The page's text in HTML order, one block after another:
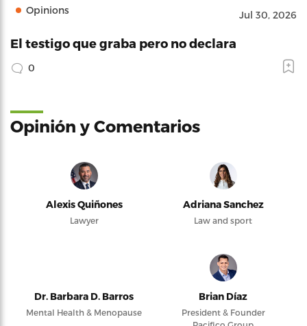
Opinions Jul 30, 2026
El testigo que graba pero no declara
0
Opinión y Comentarios
Alexis Quiñones
Lawyer
Adriana Sanchez
Law and sport
Dr. Barbara D. Barros
Mental Health & Menopause
Brian Díaz
President & Founder